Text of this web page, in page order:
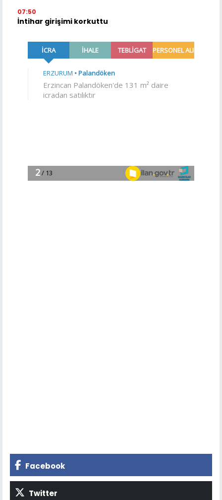
07:50
İntihar girişimi korkuttu
Facebook
Twitter